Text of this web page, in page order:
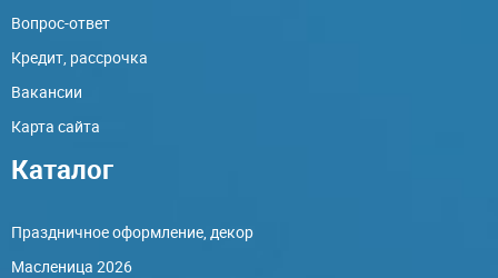
Вопрос-ответ
Кредит, рассрочка
Вакансии
Карта сайта
Каталог
Праздничное оформление, декор
Масленица 2026